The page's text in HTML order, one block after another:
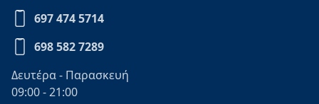
697 474 5714
698 582 7289
Δευτέρα - Παρασκευή
09:00 - 21:00